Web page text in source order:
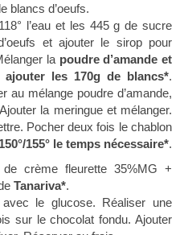
blancs d’oeufs.
l’eau et les 445 g de sucre
et ajouter le sirop pour
la poudre d’amande et
les 170g de blancs*.
au mélange poudre d’amande,
la meringue et mélanger.
Pocher deux fois le chablon
150°/155° le temps nécessaire*.
crème fleurette 35%MG +
Tanariva*.
le glucose. Réaliser une
sur le chocolat fondu. Ajouter